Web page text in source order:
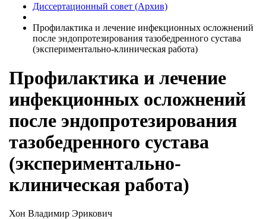
Диссертационный совет (Архив)
Профилактика и лечение инфекционных осложнений
после эндопротезирования тазобедренного сустава
(экспериментально-клиническая работа)
Профилактика и лечение
инфекционных осложнений
после эндопротезирования
тазобедренного сустава
(экспериментально-
клиническая работа)
Хон Владимир Эрикович